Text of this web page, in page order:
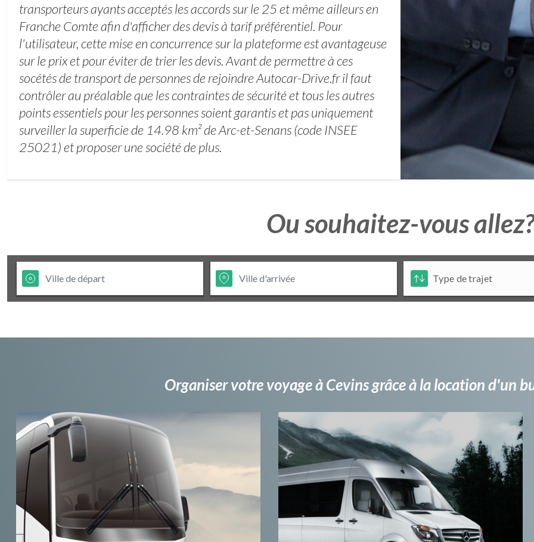
transporteurs ayants acceptés les accords sur le 25 et même ailleurs en
Franche Comte afin d'afficher des devis à tarif préférentiel. Pour
l'utilisateur, cette mise en concurrence sur la plateforme est avantageuse
sur le prix et pour éviter de trier les devis. Avant de permettre à ces
socétés de transport de personnes de rejoindre Autocar-Drive.fr il faut
contrôler au préalable que les contraintes de sécurité et tous les autres
points essentiels pour les personnes soient garantis et pas uniquement
surveiller la superficie de 14.98 km² de Arc-et-Senans (code INSEE
25021) et proposer une société de plus.
Ou souhaitez-vous allez?
Organiser votre voyage à Cevins grâce à la location d'un